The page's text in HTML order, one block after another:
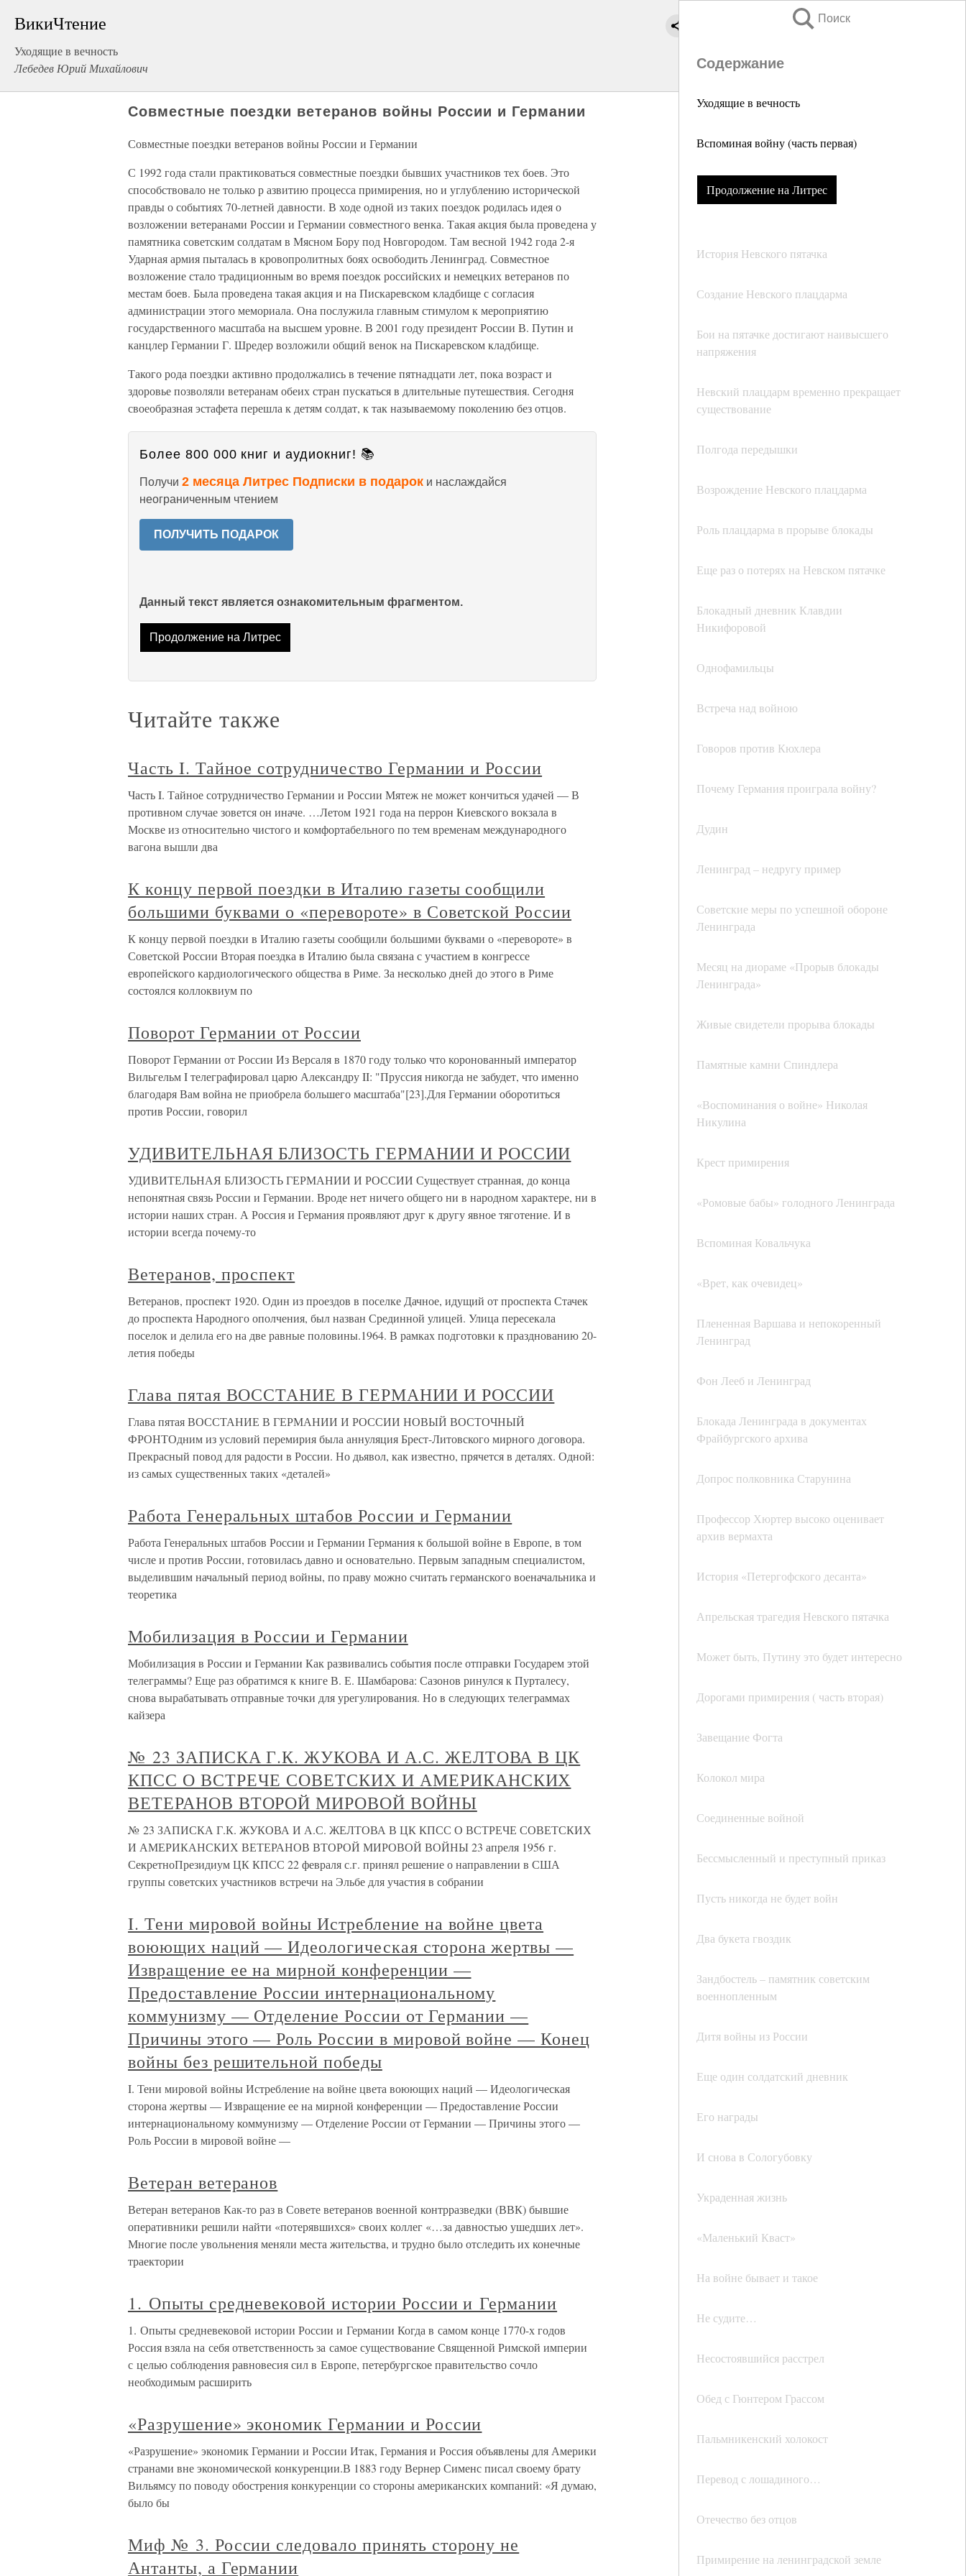
ВикиЧтение
Уходящие в вечность
Лебедев Юрий Михайлович
Поиск
Содержание
Уходящие в вечность
Вспоминая войну (часть первая)
Продолжение на Литрес
История Невского пятачка
Создание Невского плацдарма
Бои на пятачке достигают наивысшего
напряжения
Невский плацдарм временно прекращает
существование
Полгода передышки
Возрождение Невского плацдарма
Роль плацдарма в прорыве блокады
Еще раз о потерях на Невском пятачке
Блокадный дневник Клавдии
Никифоровой
Однофамильцы
Встреча над войною
Говоров против Кюхлера
Почему Германия проиграла войну?
Дудин
Ленинград – недругу пример
Советские меры по успешной обороне
Ленинграда
Месяц на диораме «Прорыв блокады
Ленинграда»
Живые свидетели прорыва блокады
Памятные камни Спиндлера
«Воспоминания о войне» Николая
Никулина
Крест примирения
«Ромовые бабы» голодного Ленинграда
Вспоминая Ковальчука
«Врет, как очевидец»
Плененная Варшава и непокоренный
Ленинград
Фон Лееб и Ленинград
Блокада Ленинграда в документах
Фрайбургского архива
Допрос полковника Старунина
Профессор Хюртер высоко оценивает
архив вермахта
История «Петергофского десанта»
Апрельская трагедия Невского пятачка
Может быть, Путину это будет интересно
Дорогами примирения ( часть вторая)
Завещание Фогта
Колокол мира
Соединенные войной
Бессмысленный и преступный приказ
Пусть никогда не будет войн
Два букета гвоздик
Зандбостель – памятник советским
военнопленным
Дитя войны из России
Еще один солдатский дневник
Его награды
И снова в Сологубовку
Украденная жизнь
«Маленький Кваст»
На войне бывает и такое
Не судите…
Несостоявшийся расстрел
Обед с Гюнтером Грассом
Пальмникенский холокост
Перевод с лошадиного…
Отечество без отцов
Примирение на ленинградской земле
Совместные поездки ветеранов войны России и Германии
Совместные поездки ветеранов войны России и Германии
С 1992 года стали практиковаться совместные поездки бывших участников тех боев. Это
способствовало не только р азвитию процесса примирения, но и углублению исторической
правды о событиях 70-летней давности. В ходе одной из таких поездок родилась идея о
возложении ветеранами России и Германии совместного венка. Такая акция была проведена у
памятника советским солдатам в Мясном Бору под Новгородом. Там весной 1942 года 2-я
Ударная армия пыталась в кровопролитных боях освободить Ленинград. Совместное
возложение стало традиционным во время поездок российских и немецких ветеранов по
местам боев. Была проведена такая акция и на Пискаревском кладбище с согласия
администрации этого мемориала. Она послужила главным стимулом к мероприятию
государственного масштаба на высшем уровне. В 2001 году президент России В. Путин и
канцлер Германии Г. Шредер возложили общий венок на Пискаревском кладбище.
Такого рода поездки активно продолжались в течение пятнадцати лет, пока возраст и
здоровье позволяли ветеранам обеих стран пускаться в длительные путешествия. Сегодня
своеобразная эстафета перешла к детям солдат, к так называемому поколению без отцов.
Более 800 000 книг и аудиокниг! 📚
Получи 2 месяца Литрес Подписки в подарок и наслаждайся
неограниченным чтением
ПОЛУЧИТЬ ПОДАРОК
Данный текст является ознакомительным фрагментом.
Продолжение на Литрес
Читайте также
Часть I. Тайное сотрудничество Германии и России
Часть I. Тайное сотрудничество Германии и России Мятеж не может кончиться удачей — В
противном случае зовется он иначе. …Летом 1921 года на перрон Киевского вокзала в
Москве из относительно чистого и комфортабельного по тем временам международного
вагона вышли два
К концу первой поездки в Италию газеты сообщили
большими буквами о «перевороте» в Советской России
К концу первой поездки в Италию газеты сообщили большими буквами о «перевороте» в
Советской России Вторая поездка в Италию была связана с участием в конгрессе
европейского кардиологического общества в Риме. За несколько дней до этого в Риме
состоялся коллоквиум по
Поворот Германии от России
Поворот Германии от России Из Версаля в 1870 году только что коронованный император
Вильгельм I телеграфировал царю Александру II: "Пруссия никогда не забудет, что именно
благодаря Вам война не приобрела большего масштаба"[23].Для Германии оборотиться
против России, говорил
УДИВИТЕЛЬНАЯ БЛИЗОСТЬ ГЕРМАНИИ И РОССИИ
УДИВИТЕЛЬНАЯ БЛИЗОСТЬ ГЕРМАНИИ И РОССИИ Существует странная, до конца
непонятная связь России и Германии. Вроде нет ничего общего ни в народном характере, ни в
истории наших стран. А Россия и Германия проявляют друг к другу явное тяготение. И в
истории всегда почему-то
Ветеранов, проспект
Ветеранов, проспект 1920. Один из проездов в поселке Дачное, идущий от проспекта Стачек
до проспекта Народного ополчения, был назван Срединной улицей. Улица пересекала
поселок и делила его на две равные половины.1964. В рамках подготовки к празднованию 20-
летия победы
Глава пятая ВОССТАНИЕ В ГЕРМАНИИ И РОССИИ
Глава пятая ВОССТАНИЕ В ГЕРМАНИИ И РОССИИ НОВЫЙ ВОСТОЧНЫЙ
ФРОНТОдним из условий перемирия была аннуляция Брест-Литовского мирного договора.
Прекрасный повод для радости в России. Но дьявол, как известно, прячется в деталях. Одной:
из самых существенных таких «деталей»
Работа Генеральных штабов России и Германии
Работа Генеральных штабов России и Германии Германия к большой войне в Европе, в том
числе и против России, готовилась давно и основательно. Первым западным специалистом,
выделившим начальный период войны, по праву можно считать германского военачальника и
теоретика
Мобилизация в России и Германии
Мобилизация в России и Германии Как развивались события после отправки Государем этой
телеграммы? Еще раз обратимся к книге В. Е. Шамбарова: Сазонов ринулся к Пурталесу,
снова вырабатывать отправные точки для урегулирования. Но в следующих телеграммах
кайзера
№ 23 ЗАПИСКА Г.К. ЖУКОВА И А.С. ЖЕЛТОВА В ЦК
КПСС О ВСТРЕЧЕ СОВЕТСКИХ И АМЕРИКАНСКИХ
ВЕТЕРАНОВ ВТОРОЙ МИРОВОЙ ВОЙНЫ
№ 23 ЗАПИСКА Г.К. ЖУКОВА И А.С. ЖЕЛТОВА В ЦК КПСС О ВСТРЕЧЕ СОВЕТСКИХ
И АМЕРИКАНСКИХ ВЕТЕРАНОВ ВТОРОЙ МИРОВОЙ ВОЙНЫ 23 апреля 1956 г.
СекретноПрезидиум ЦК КПСС 22 февраля с.г. принял решение о направлении в США
группы советских участников встречи на Эльбе для участия в собрании
I. Тени мировой войны Истребление на войне цвета
воюющих наций — Идеологическая сторона жертвы —
Извращение ее на мирной конференции —
Предоставление России интернациональному
коммунизму — Отделение России от Германии —
Причины этого — Роль России в мировой войне — Конец
войны без решительной победы
I. Тени мировой войны Истребление на войне цвета воюющих наций — Идеологическая
сторона жертвы — Извращение ее на мирной конференции — Предоставление России
интернациональному коммунизму — Отделение России от Германии — Причины этого —
Роль России в мировой войне —
Ветеран ветеранов
Ветеран ветеранов Как-то раз в Совете ветеранов военной контрразведки (ВВК) бывшие
оперативники решили найти «потерявшихся» своих коллег «…за давностью ушедших лет».
Многие после увольнения меняли места жительства, и трудно было отследить их конечные
траектории
1. Опыты средневековой истории России и Германии
1. Опыты средневековой истории России и Германии Когда в самом конце 1770-х годов
Россия взяла на себя ответственность за самое существование Священной Римской империи
с целью соблюдения равновесия сил в Европе, петербургское правительство сочло
необходимым расширить
«Разрушение» экономик Германии и России
«Разрушение» экономик Германии и России Итак, Германия и Россия объявлены для Америки
странами вне экономической конкуренции.В 1883 году Вернер Сименс писал своему брату
Вильямсу по поводу обострения конкуренции со стороны американских компаний: «Я думаю,
было бы
Миф № 3. России следовало принять сторону не
Антанты, а Германии